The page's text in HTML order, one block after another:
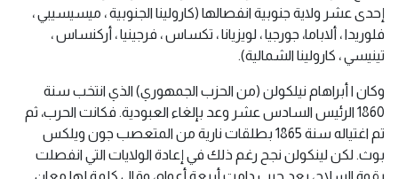
إحدى عشر ولاية جنوبية انفصالها (كارولينا الجنوبية ، ميسيسيبي ،
فلوريدا ، ألاباما، جورجيا ، لويزيانا ، تكساس ، فرجينيا ، أركنساس ،
تينيسي ، كارولينا الشمالية).
وكان ا أبراهام نيلكولن (من الحزب الجمهوري) الذي انتخب سنة
1860 الرئيس السادس عشر وعد بإلغاء العبودية. فكانت الحرب، ثم
تم اغتياله سنة 1865 بطلقات نارية من المتعصب جون ويلكس
بوث. لكن لينكولن نجح رغم ذلك في إعادة الولايات التي انفصلت
بقوة السلاح، بعد حرب دامت أربعة أعوام، وقال كلمة لها معان